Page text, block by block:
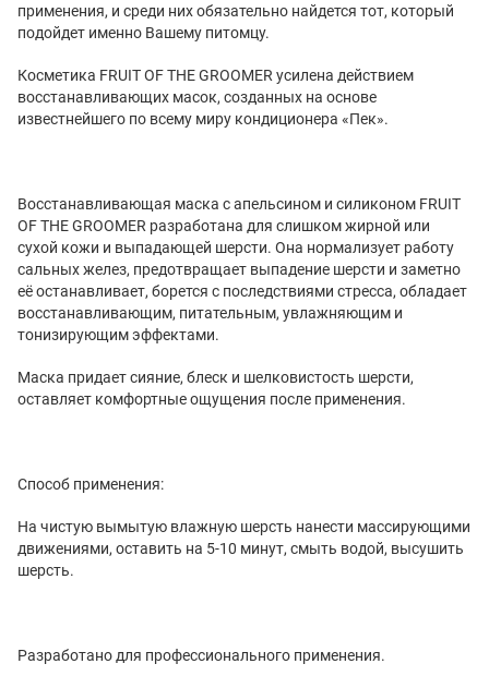
применения, и среди них обязательно найдется тот, который
подойдет именно Вашему питомцу.
Косметика FRUITOFTHEGROOMER усилена действием
восстанавливающих масок, созданных на основе
известнейшего по всему миру кондиционера «Пек».
Восстанавливающая маска с апельсином и силиконом FRUIT
OFTHEGROOMER разработана для слишком жирной или
сухой кожи и выпадающей шерсти. Она нормализует работу
сальных желез, предотвращает выпадение шерсти и заметно
её останавливает, борется с последствиями стресса, обладает
восстанавливающим, питательным, увлажняющим и
тонизирующим эффектами.
Маска придает сияние, блеск и шелковистость шерсти,
оставляет комфортные ощущения после применения.
Способ применения:
На чистую вымытую влажную шерсть нанести массирующими
движениями, оставить на 5-10 минут, смыть водой, высушить
шерсть.
Разработано для профессионального применения.